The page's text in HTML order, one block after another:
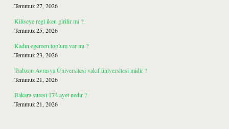
Temmuz 27, 2026
Kiliseye regl iken girilir mi ?
Temmuz 25, 2026
Kadın egemen toplum var mı ?
Temmuz 23, 2026
Trabzon Avrasya Üniversitesi vakıf üniversitesi midir ?
Temmuz 21, 2026
Bakara suresi 174 ayet nedir ?
Temmuz 21, 2026